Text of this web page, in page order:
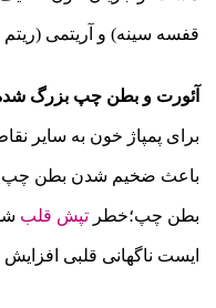
قفسه سینه) و آریتمی
آئورت و بطن چپ بزرگ
برای پمپاژ خون به سایر
باعث ضخیم شدن بطن چپ
بطن چپ؛خطر تپش قلب
ایست ناگهانی قلبی افزایش